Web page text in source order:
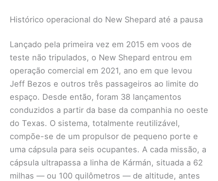
Histórico operacional do New Shepard até a pausa
Lançado pela primeira vez em 2015 em voos de
teste não tripulados, o New Shepard entrou em
operação comercial em 2021, ano em que levou
Jeff Bezos e outros três passageiros ao limite do
espaço. Desde então, foram 38 lançamentos
conduzidos a partir da base da companhia no oeste
do Texas. O sistema, totalmente reutilizável,
compõe-se de um propulsor de pequeno porte e
uma cápsula para seis ocupantes. A cada missão, a
cápsula ultrapassa a linha de Kármán, situada a 62
milhas — ou 100 quilômetros — de altitude, antes